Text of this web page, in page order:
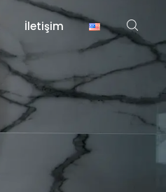
İletişim